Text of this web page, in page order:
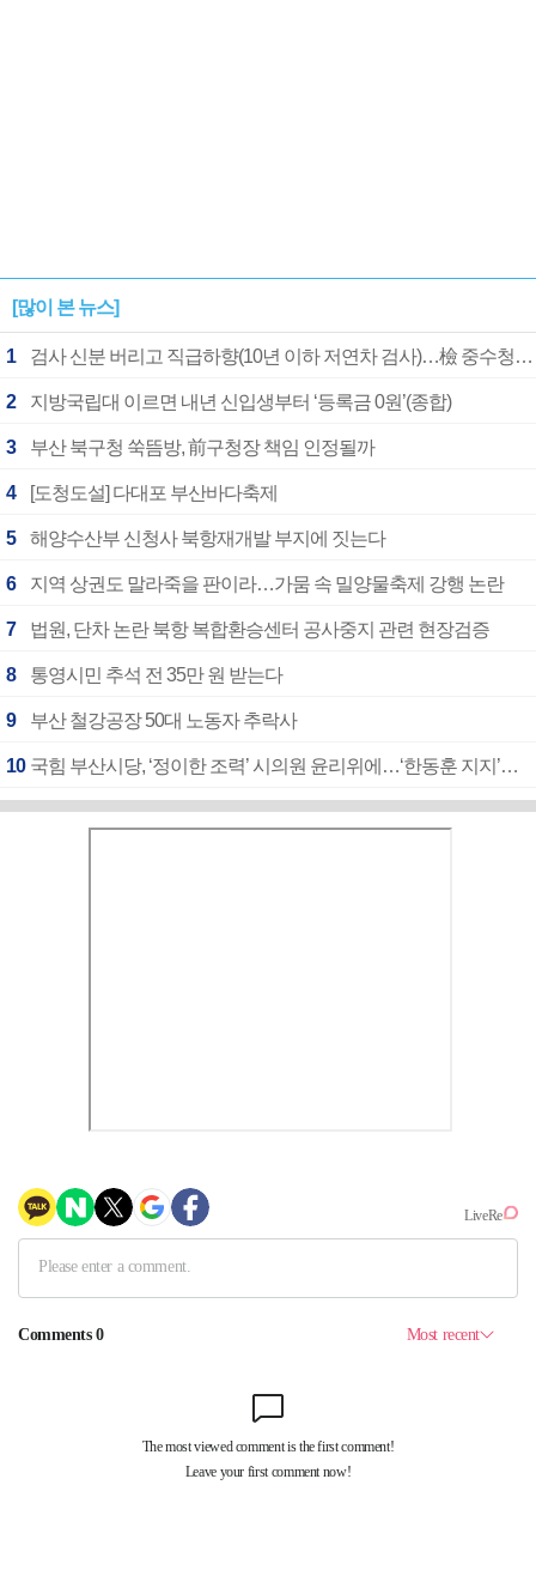
[많이 본 뉴스]
1 검사 신분 버리고 직급하향(10년 이하 저연차 검사)…檢 중수청행 기피
2 지방국립대 이르면 내년 신입생부터 ‘등록금 0원’(종합)
3 부산 북구청 쑥뜸방, 前구청장 책임 인정될까
4 [도청도설] 다대포 부산바다축제
5 해양수산부 신청사 북항재개발 부지에 짓는다
6 지역 상권도 말라죽을 판이라…가뭄 속 밀양물축제 강행 논란
7 법원, 단차 논란 북항 복합환승센터 공사중지 관련 현장검증
8 통영시민 추석 전 35만 원 받는다
9 부산 철강공장 50대 노동자 추락사
10 국힘 부산시당, ‘정이한 조력’ 시의원 윤리위에…‘한동훈 지지’도 신고접수